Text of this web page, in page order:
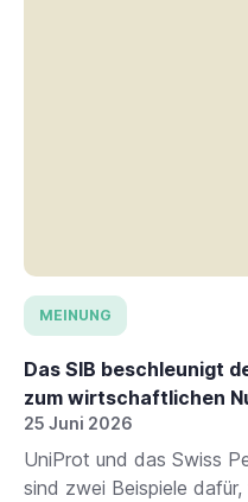
MEINUNG
Das SIB beschleunigt
zum wirtschaftlichen
25 Juni 2026
UniProt und das Swiss
sind zwei Beispiele dafür,